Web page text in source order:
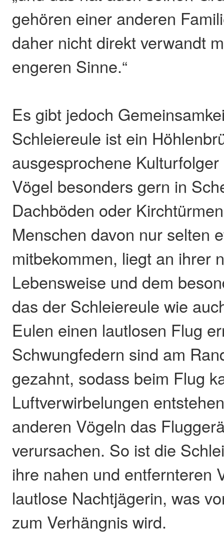
gehören einer anderen
daher nicht direkt verwandt
engeren Sinne.“
Es gibt jedoch
Schleiereule ist ein
ausgesprochene
Vögel besonders gern in
Dachböden oder
Menschen davon nur selten
mitbekommen, liegt an ihrer
Lebensweise und dem
das der Schleiereule wie
Eulen einen lautlosen Flug
Schwungfedern sind am
gezahnt, sodass beim Flug
Luftverwirbelungen
anderen Vögeln das
verursachen. So ist die
ihre nahen und entfernteren
lautlose Nachtjägerin, was
zum Verhängnis wird.